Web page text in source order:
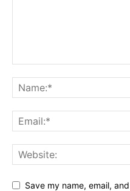
Save my name, email,